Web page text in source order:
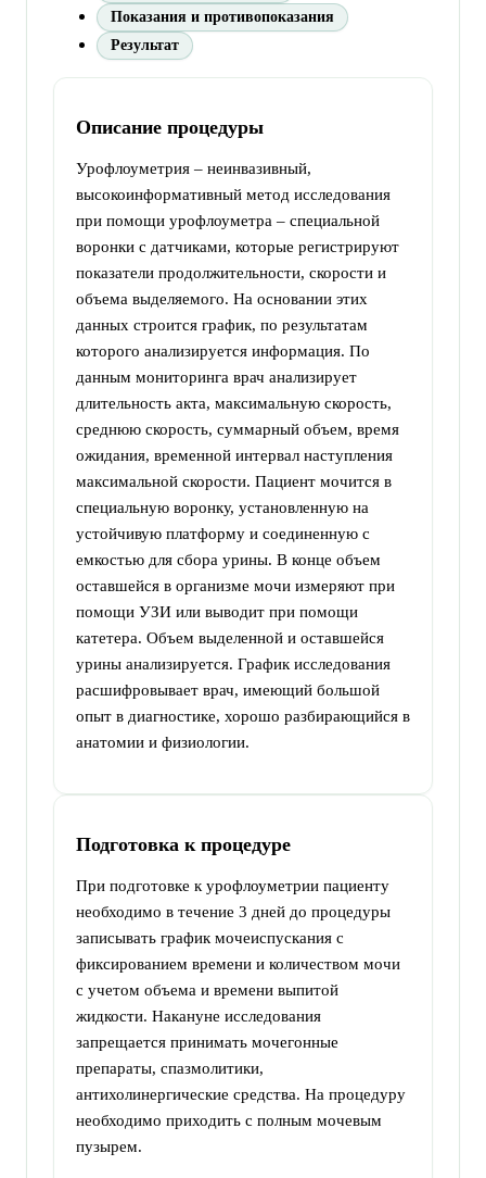
Показания и противопоказания
Результат
Описание процедуры
Урофлоуметрия – неинвазивный,
высокоинформативный метод исследования
при помощи урофлоуметра – специальной
воронки с датчиками, которые регистрируют
показатели продолжительности, скорости и
объема выделяемого. На основании этих
данных строится график, по результатам
которого анализируется информация. По
данным мониторинга врач анализирует
длительность акта, максимальную скорость,
среднюю скорость, суммарный объем, время
ожидания, временной интервал наступления
максимальной скорости. Пациент мочится в
специальную воронку, установленную на
устойчивую платформу и соединенную с
емкостью для сбора урины. В конце объем
оставшейся в организме мочи измеряют при
помощи УЗИ или выводит при помощи
катетера. Объем выделенной и оставшейся
урины анализируется. График исследования
расшифровывает врач, имеющий большой
опыт в диагностике, хорошо разбирающийся в
анатомии и физиологии.
Подготовка к процедуре
При подготовке к урофлоуметрии пациенту
необходимо в течение 3 дней до процедуры
записывать график мочеиспускания с
фиксированием времени и количеством мочи
с учетом объема и времени выпитой
жидкости. Накануне исследования
запрещается принимать мочегонные
препараты, спазмолитики,
антихолинергические средства. На процедуру
необходимо приходить с полным мочевым
пузырем.